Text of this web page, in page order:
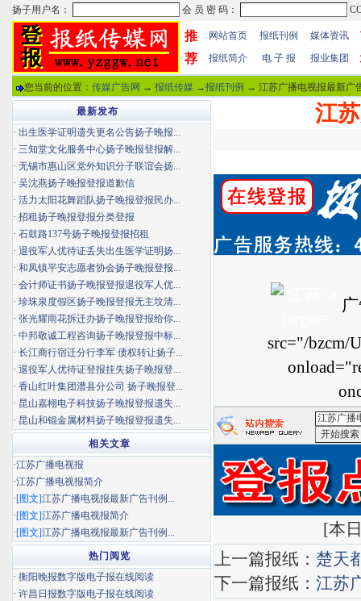
推
荐
网站首页 报纸刊例 媒体资讯
报纸简介 电 子 报 报业集团
您当前的位置： 传媒广告网 → 报纸传媒 →报纸刊例 → 江苏广播电视报最新广
江
src="/bzcm/
[本
上一篇报纸： 楚天
下一篇报纸： 江苏
最新发布
· 出生医学证明遗失更名公告扬子晚报...
· 三知堂文化服务中心扬子晚报登报解...
· 无锡市惠山区党外知识分子联谊会扬...
· 吴沈燕扬子晚报登报道歉信
· 活力太阳花舞蹈队扬子晚报登报民办...
· 招租扬子晚报登报分类登报
· 石鼓路137号扬子晚报登报招租
· 退役军人优待证丢失出生医学证明扬...
· 和凤镇平安志愿者协会扬子晚报登报...
· 会计师证书扬子晚报登报退役军人优...
· 珍珠泉度假区扬子晚报登报无主坟清...
· 张光耀雨花拆迁办扬子晚报登报给你...
· 中邦敬诚工程咨询扬子晚报登报中标...
· 长江商行宿迁分行李军 债权转让扬子...
· 退役军人优待证登报挂失扬子晚报登...
· 香山红叶集团澧县分公司 扬子晚报登...
· 昆山嘉栩电子科技扬子晚报登报遗失...
· 昆山和锟金属材料扬子晚报登报遗失...
相关文章
·江苏广播电视报
·江苏广播电视报简介
·[图文]江苏广播电视报最新广告刊例...
·[图文]江苏广播电视报简介
·[图文]江苏广播电视报最新广告刊例...
热门阅览
· 衡阳晚报数字版电子报在线阅读
· 许昌日报数字版电子报在线阅读